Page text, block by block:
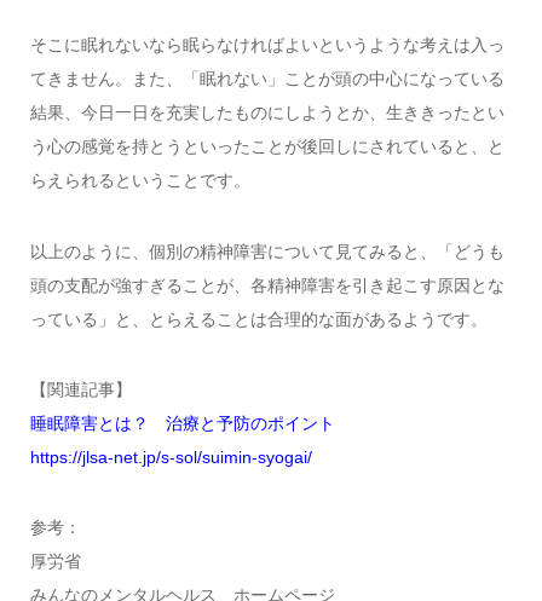
そこに眠れないなら眠らなければよいというような考えは入っ
てきません。また、「眠れない」ことが頭の中心になっている
結果、今日一日を充実したものにしようとか、生ききったとい
う心の感覚を持とうといったことが後回しにされていると、と
らえられるということです。
以上のように、個別の精神障害について見てみると、「どうも
頭の支配が強すぎることが、各精神障害を引き起こす原因とな
っている」と、とらえることは合理的な面があるようです。
【関連記事】
睡眠障害とは？ 治療と予防のポイント
https://jlsa-net.jp/s-sol/suimin-syogai/
参考：
厚労省
みんなのメンタルヘルス ホームページ